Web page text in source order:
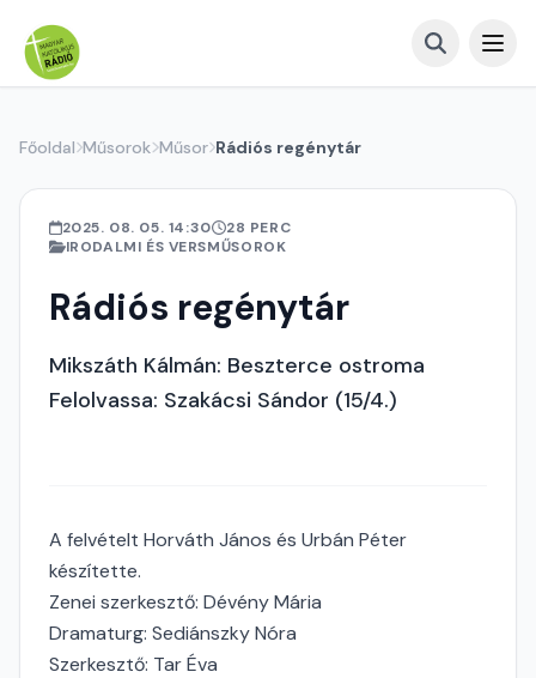
Főoldal Műsorok Műsor Rádiós regénytár
2025. 08. 05. 14:30
28 PERC
IRODALMI ÉS VERSMŰSOROK
Rádiós regénytár
Mikszáth Kálmán: Beszterce ostroma
Felolvassa: Szakácsi Sándor (15/4.)
A felvételt Horváth János és Urbán Péter
készítette.
Zenei szerkesztő: Dévény Mária
Dramaturg: Sediánszky Nóra
Szerkesztő: Tar Éva